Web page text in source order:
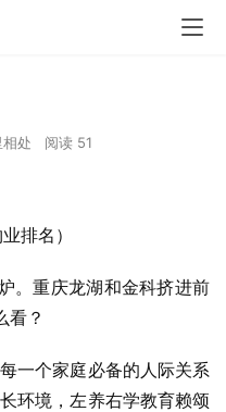
处 阅读 51
排名）
。重庆龙湖和金科挤进前
看？
一个家庭必备的人际关系
环境，左养右学教育赖颂